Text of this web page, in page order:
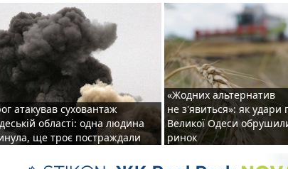
атакував суховантаж
області: одна людина
ще троє постраждали
«Жодних альтернатив
не з'явиться»: як удари
Великої Одеси
ринок